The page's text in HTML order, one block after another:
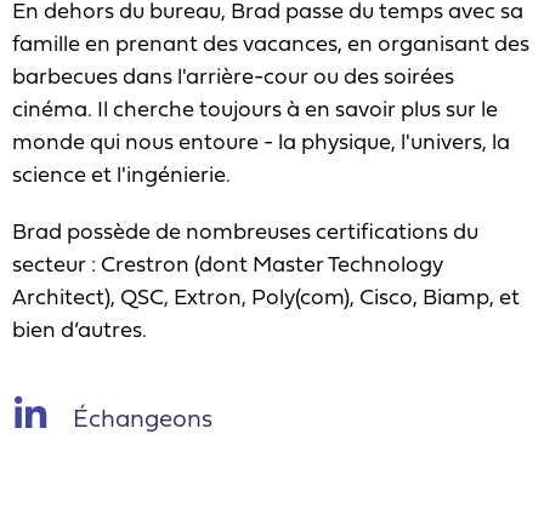
En dehors du bureau, Brad passe du temps avec sa
famille en prenant des vacances, en organisant des
barbecues dans l'arrière-cour ou des soirées
cinéma. Il cherche toujours à en savoir plus sur le
monde qui nous entoure - la physique, l'univers, la
science et l'ingénierie.
Brad possède de nombreuses certifications du
secteur : Crestron (dont Master Technology
Architect), QSC, Extron, Poly(com), Cisco, Biamp, et
bien d’autres.
Échangeons